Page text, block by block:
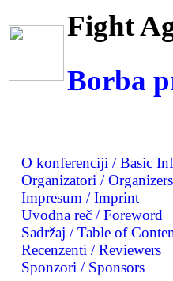
Fight
O konferenciji / Basic
Organizatori / Organizers
Impresum / Imprint
Uvodna reč / Foreword
Sadržaj / Table of
Recenzenti / Reviewers
Sponzori / Sponsors